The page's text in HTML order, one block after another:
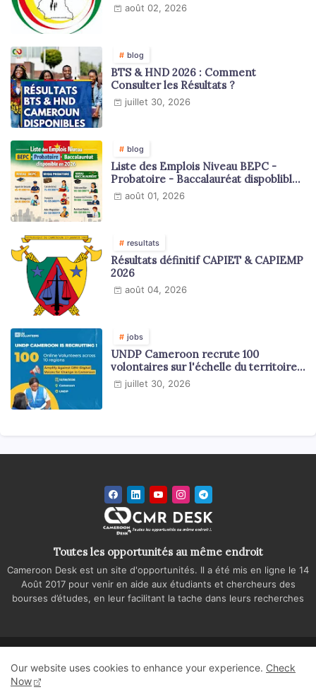
août 02, 2026
blog
BTS & HND 2026 : Comment
Consulter les Résultats ?
juillet 30, 2026
blog
Liste des Emplois Niveau BEPC -
Probatoire - Baccalauréat dispoblible
en 2026
août 01, 2026
resultats
Résultats définitif CAPIET & CAPIEMP
2026
août 04, 2026
jobs
UNDP Cameroon recrute 100
volontaires sur l'échelle du territoire
national
juillet 30, 2026
Toutes les opportunités au même endroit
Cameroon Desk est un site d'opportunités. Il a été mis en ligne le 14
Août 2017 pour venir en aide aux étudiants et chercheurs des
bourses d’études, en leur facilitant la tache dans leurs recherches
Politique de confidentialité
Regie publicitaire
Our website uses cookies to enhance your experience. Check
Now